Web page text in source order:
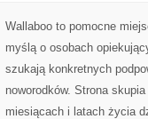
Wallaboo to pomocne
myślą o osobach
szukają konkretnych
noworodków. Strona
miesiącach i latach życia